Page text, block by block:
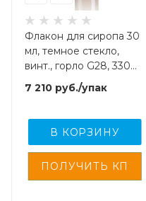
Флакон для сиропа 30
мл, темное стекло,
винт., горло G28, 330
7 210 руб./упак
В КОРЗИНУ